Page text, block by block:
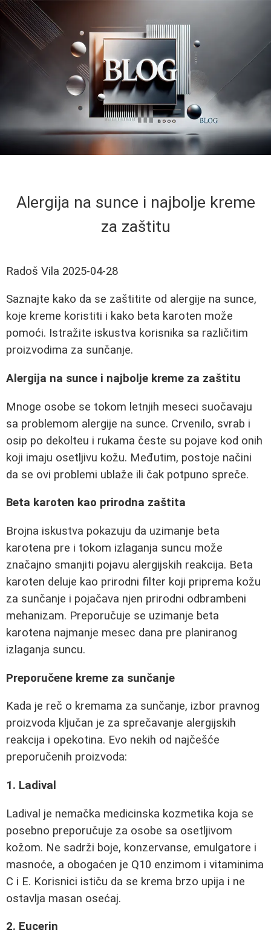
Alergija na sunce i najbolje kreme
za zaštitu
Radoš Vila 2025-04-28
Saznajte kako da se zaštitite od alergije na sunce,
koje kreme koristiti i kako beta karoten može
pomoći. Istražite iskustva korisnika sa različitim
proizvodima za sunčanje.
Alergija na sunce i najbolje kreme za zaštitu
Mnoge osobe se tokom letnjih meseci suočavaju
sa problemom alergije na sunce. Crvenilo, svrab i
osip po dekolteu i rukama česte su pojave kod onih
koji imaju osetljivu kožu. Međutim, postoje načini
da se ovi problemi ublaže ili čak potpuno spreče.
Beta karoten kao prirodna zaštita
Brojna iskustva pokazuju da uzimanje beta
karotena pre i tokom izlaganja suncu može
značajno smanjiti pojavu alergijskih reakcija. Beta
karoten deluje kao prirodni filter koji priprema kožu
za sunčanje i pojačava njen prirodni odbrambeni
mehanizam. Preporučuje se uzimanje beta
karotena najmanje mesec dana pre planiranog
izlaganja suncu.
Preporučene kreme za sunčanje
Kada je reč o kremama za sunčanje, izbor pravnog
proizvoda ključan je za sprečavanje alergijskih
reakcija i opekotina. Evo nekih od najčešće
preporučenih proizvoda:
1. Ladival
Ladival je nemačka medicinska kozmetika koja se
posebno preporučuje za osobe sa osetljivom
kožom. Ne sadrži boje, konzervanse, emulgatore i
masnoće, a obogaćen je Q10 enzimom i vitaminima
C i E. Korisnici ističu da se krema brzo upija i ne
ostavlja masan osećaj.
2. Eucerin